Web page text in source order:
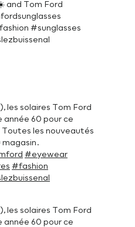
and Tom Ford
#sunglasses
les solaires Tom Ford
année 60 pour ce
Toutes les nouveautés
magasin.
#eyewear
#fashion
les solaires Tom Ford
année 60 pour ce